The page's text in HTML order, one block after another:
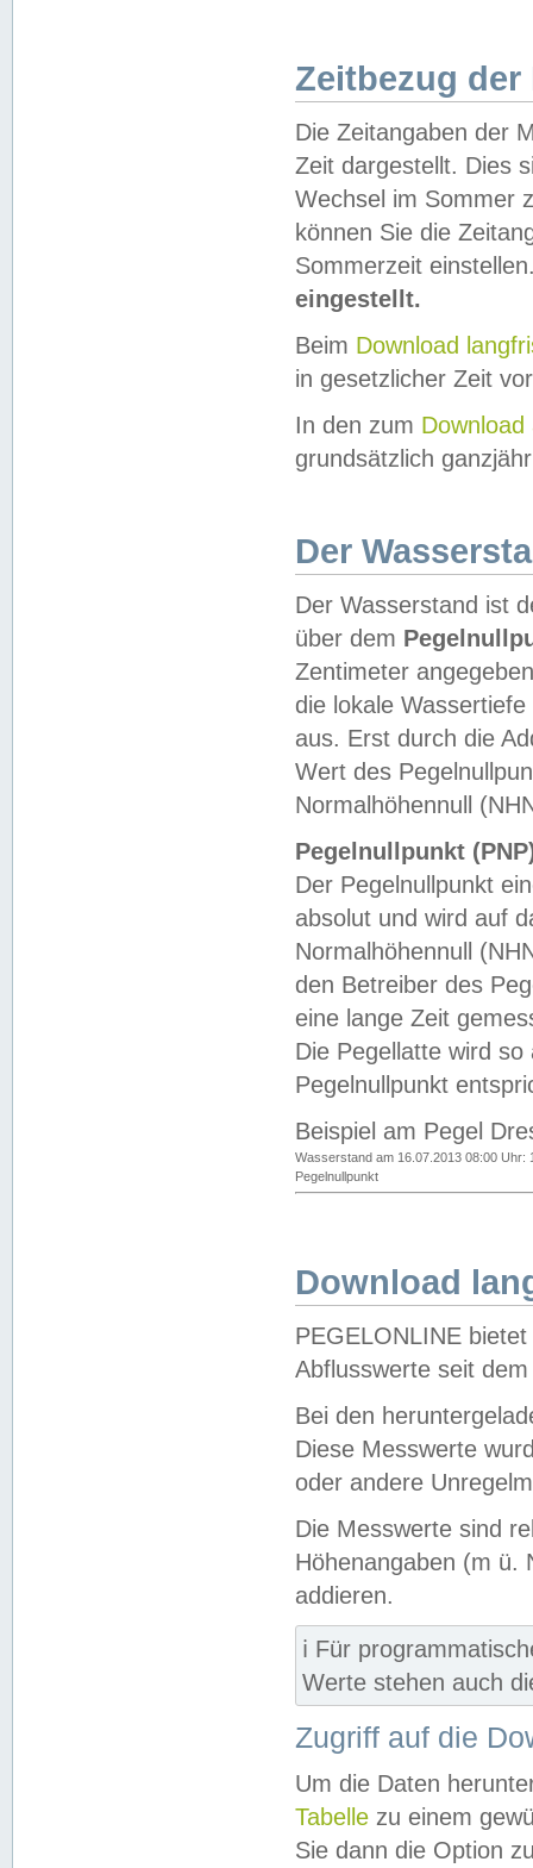
Zeitbezug der
Die Zeitangaben der
Zeit dargestellt. Dies
Wechsel im Sommer
können Sie die
Sommerzeit
eingestellt.
Beim Download
in gesetzlicher Zeit
In den zum Download
grundsätzlich
Der
Der Wasserstand ist
über dem
Zentimeter
die lokale
aus. Erst durch die
Wert des
Normalhöhennull
Pegelnullpunkt
Der Pegelnullpunkt
absolut und wird auf
Normalhöhennull
den Betreiber des
eine lange Zeit
Die Pegellatte wird
Pegelnullpunkt
Beispiel am Pegel
Wasserstand am 16.07.2013 08:00 Uhr:
Pegelnullpunkt
Download
PEGELONLINE
Abflusswerte seit
Bei den
Diese Messwerte
oder andere
Die Messwerte sind
Höhenangaben (m ü.
addieren.
ℹ️ Für
Werte stehen auch
Zugriff auf die
Um die Daten
Tabelle zu einem
Sie dann die Option